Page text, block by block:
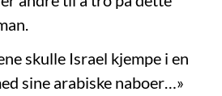
skulle Israel kjempe i en
sine arabiske naboer…»